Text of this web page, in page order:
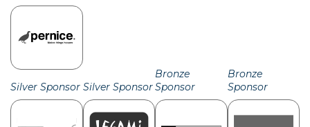
Silver Sponsor Silver Sponsor
Bronze
Sponsor
Bronze
Sponsor